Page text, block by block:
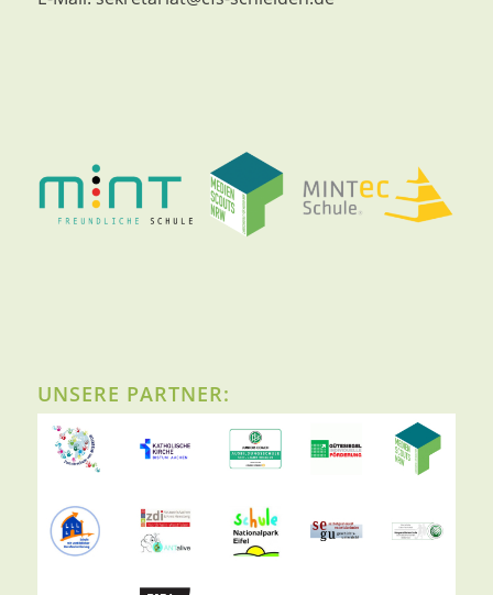
UNSERE PARTNER: